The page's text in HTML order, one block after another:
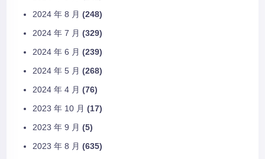
2024 年 8 月 (248)
2024 年 7 月 (329)
2024 年 6 月 (239)
2024 年 5 月 (268)
2024 年 4 月 (76)
2023 年 10 月 (17)
2023 年 9 月 (5)
2023 年 8 月 (635)